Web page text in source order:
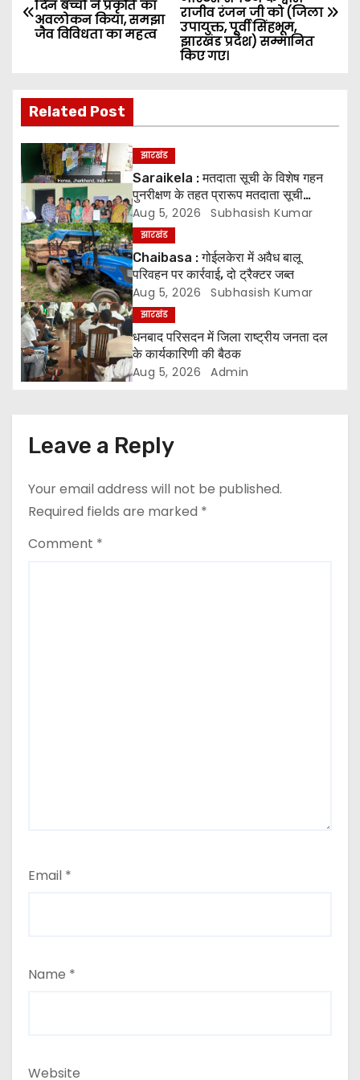
o
s
n
a
v
i
g
a
t
i
o
राजीव रंजन जी को (जिला
उपायुक्त, पूर्वी सिंहभूम,
झारखंड प्रदेश) सम्मानित
किए गए।
दिन बच्चों ने प्रकृति का
अवलोकन किया, समझा
जैव विविधता का महत्व
Related Post
झारखंड
Saraikela : मतदाता सूची के विशेष गहन
पुनरीक्षण के तहत प्रारूप मतदाता सूची
प्रकाशित* *05 अगस्त से 04 सितंबर तक
दावे एवं आपत्तियां होंगी स्वीकार, 07 अक्टूबर
को जारी होगी अंतिम मतदाता सूची
Aug 5, 2026 Subhasish Kumar
झारखंड
Chaibasa : गोईलकेरा में अवैध बालू
परिवहन पर कार्रवाई, दो ट्रैक्टर जब्त
Aug 5, 2026 Subhasish Kumar
झारखंड
धनबाद परिसदन में जिला राष्ट्रीय जनता दल
के कार्यकारिणी की बैठक
Aug 5, 2026 Admin
Leave a Reply
Your email address will not be published.
Required fields are marked *
Comment *
Email *
Name *
Website